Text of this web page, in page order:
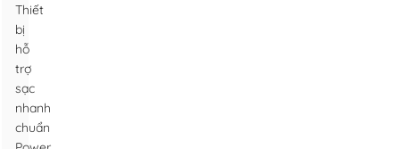
Thiết
bị
hỗ
trợ
sạc
nhanh
chuẩn